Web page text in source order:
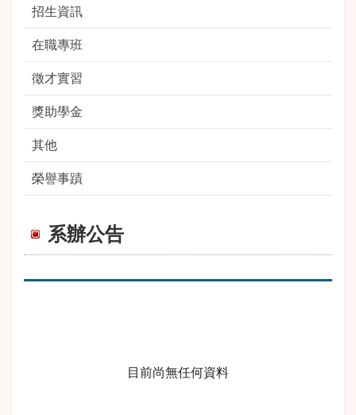
招生資訊
在職專班
徵才實習
獎助學金
其他
榮譽事蹟
系辦公告
目前尚無任何資料